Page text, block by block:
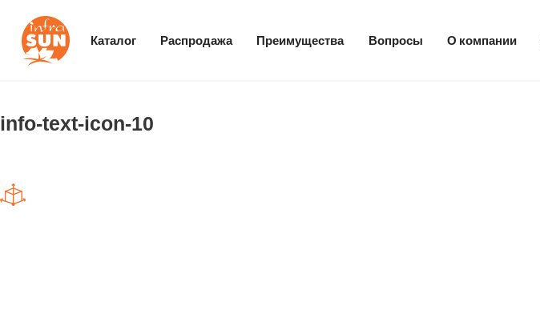
Каталог Распродажа Преимущества Вопросы О компании
info-text-icon-10